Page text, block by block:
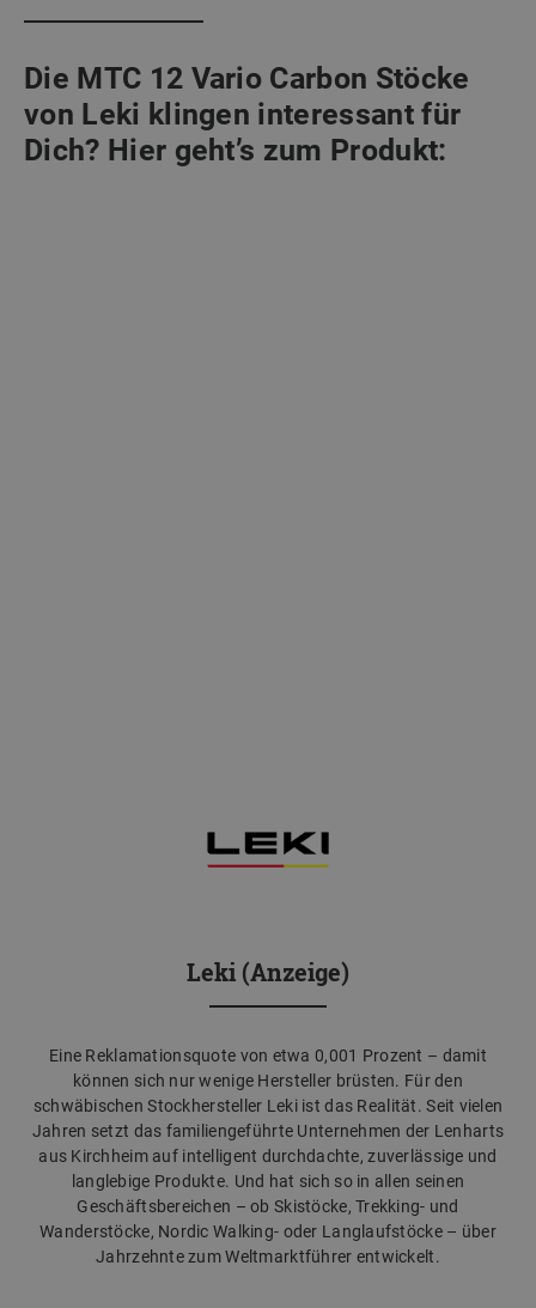
Die MTC 12 Vario Carbon Stöcke
von Leki klingen interessant für
Dich? Hier geht’s zum Produkt:
Leki (Anzeige)
Eine Reklamationsquote von etwa 0,001 Prozent – damit
können sich nur wenige Hersteller brüsten. Für den
schwäbischen Stockhersteller Leki ist das Realität. Seit vielen
Jahren setzt das familiengeführte Unternehmen der Lenharts
aus Kirchheim auf intelligent durchdachte, zuverlässige und
langlebige Produkte. Und hat sich so in allen seinen
Geschäftsbereichen – ob Skistöcke, Trekking- und
Wanderstöcke, Nordic Walking- oder Langlaufstöcke – über
Jahrzehnte zum Weltmarktführer entwickelt.